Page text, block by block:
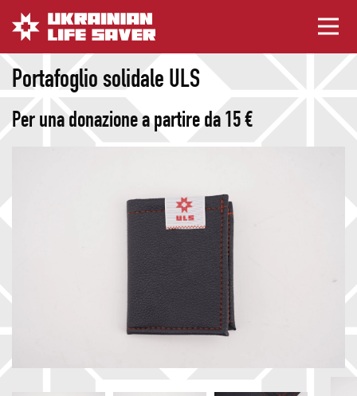
Portafoglio solidale ULS
Per una donazione a partire da 15 €